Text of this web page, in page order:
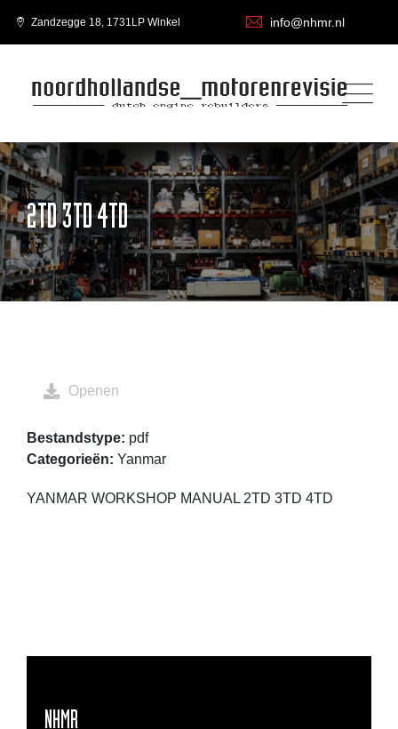
Zandzegge 18, 1731LP Winkel info@nhmr.nl
2TD 3TD 4TD
YANMAR WORKSHOP MANUAL 2TD 3TD 4TD
Openen
Bestandstype: pdf
Categorieën: Yanmar
NHMR